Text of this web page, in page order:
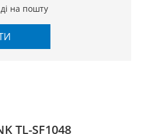
на пошту
TL-SF1048